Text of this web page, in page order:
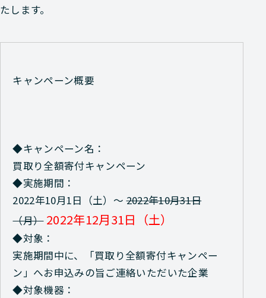
たします。
キャンペーン概要
◆キャンペーン名：
買取り全額寄付キャンペーン
◆実施期間：
2022年10月1日（土）～2022年10月31日
（月） 2022年12月31日（土）
◆対象：
実施期間中に、「買取り全額寄付キャンペー
ン」へお申込みの旨ご連絡いただいた企業
◆対象機器：